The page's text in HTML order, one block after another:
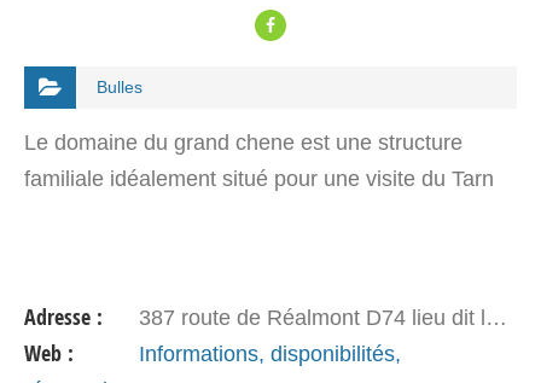
Bulles
Le domaine du grand chene est une structure
familiale idéalement situé pour une visite du Tarn
Adresse : 387 route de Réalmont D74 lieu dit lorient 81990 FREJAIROLLES
Web :
Informations, disponibilités,